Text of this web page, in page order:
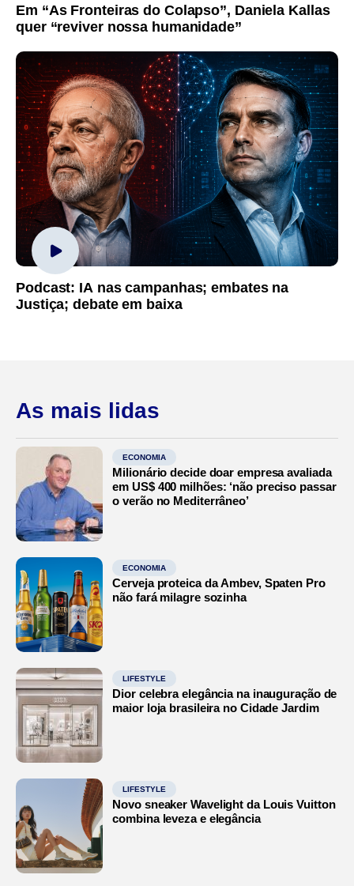
Em “As Fronteiras do Colapso”, Daniela Kallas
quer “reviver nossa humanidade”
Podcast: IA nas campanhas; embates na
Justiça; debate em baixa
As mais lidas
ECONOMIA
Milionário decide doar empresa avaliada
em US$ 400 milhões: ‘não preciso passar
o verão no Mediterrâneo’
ECONOMIA
Cerveja proteica da Ambev, Spaten Pro
não fará milagre sozinha
LIFESTYLE
Dior celebra elegância na inauguração de
maior loja brasileira no Cidade Jardim
LIFESTYLE
Novo sneaker Wavelight da Louis Vuitton
combina leveza e elegância